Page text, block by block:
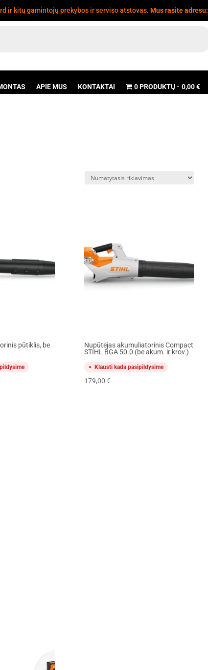
ir kitų gamintojų prekybos ir serviso atstovas. Mus rasite adresu:
APIE MUS KONTAKTAI 0 PRODUKTŲ 0,00 €
pūtiklis, be
Nupūtėjas akumuliatorinis Compact
STIHL BGA 50.0 (be akum. ir krov.)
Klausti kada pasipildysime
179,00 €